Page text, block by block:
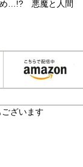
め…!? 悪魔と人間
ざいます